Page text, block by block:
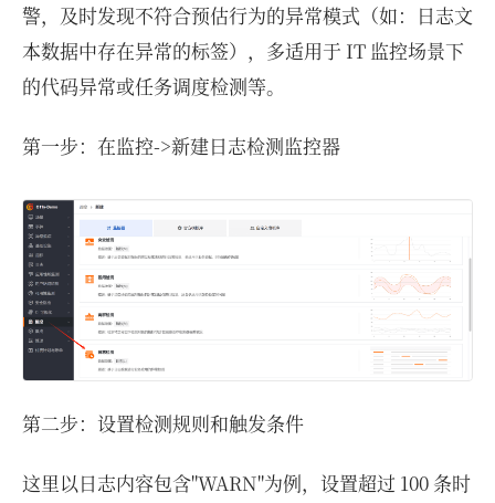
警，及时发现不符合预估行为的异常模式（如：日志文
本数据中存在异常的标签），多适用于 IT 监控场景下
的代码异常或任务调度检测等。
第一步：在监控->新建日志检测监控器
第二步：设置检测规则和触发条件
这里以日志内容包含"WARN"为例，设置超过 100 条时